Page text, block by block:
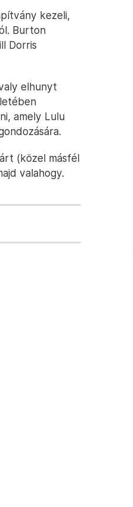
kezeli,
Burton
Dorris
elhunyt
amely Lulu
(közel másfél
valahogy.